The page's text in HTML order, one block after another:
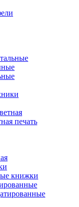
печать
книжки